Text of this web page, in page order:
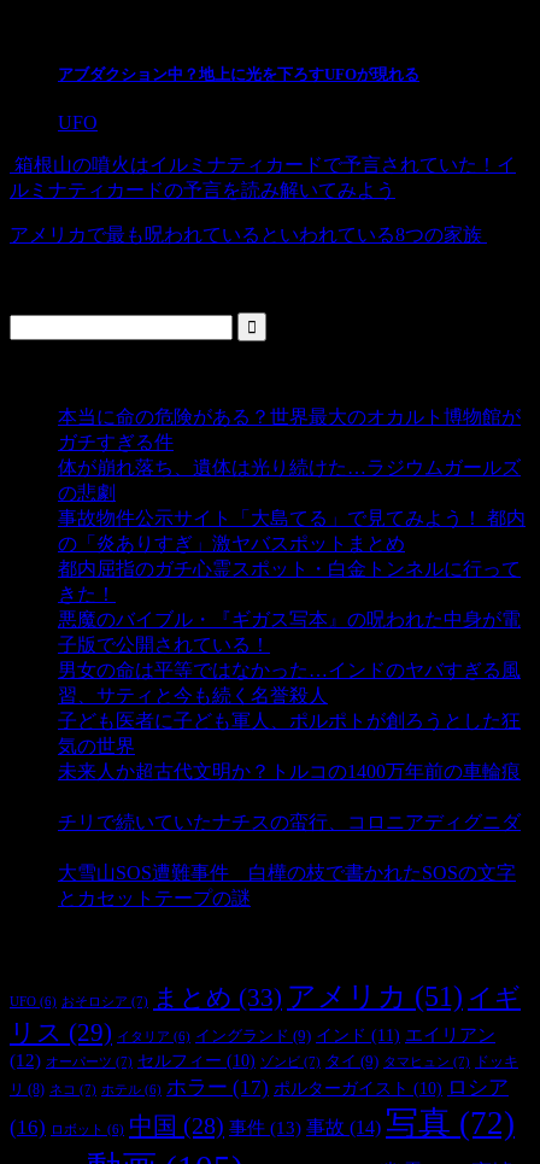
アブダクション中？地上に光を下ろすUFOが現れる
UFO
箱根山の噴火はイルミナティカードで予言されていた！イ
ルミナティカードの予言を読み解いてみよう
アメリカで最も呪われているといわれている8つの家族
本当に命の危険がある？世界最大のオカルト博物館が
ガチすぎる件
体が崩れ落ち、遺体は光り続けた…ラジウムガールズ
の悲劇
事故物件公示サイト「大島てる」で見てみよう！ 都内
の「炎ありすぎ」激ヤバスポットまとめ
都内屈指のガチ心霊スポット・白金トンネルに行って
きた！
悪魔のバイブル・『ギガス写本』の呪われた中身が電
子版で公開されている！
男女の命は平等ではなかった…インドのヤバすぎる風
習、サティと今も続く名誉殺人
子ども医者に子ども軍人、ポルポトが創ろうとした狂
気の世界
未来人か超古代文明か？トルコの1400万年前の車輪痕
チリで続いていたナチスの蛮行、コロニアディグニダ
大雪山SOS遭難事件 白樺の枝で書かれたSOSの文字
とカセットテープの謎
UFO (6) おそロシア (7) まとめ (33) アメリカ (51) イギ
リス (29) イタリア (6) イングランド (9) インド (11) エイリアン
(12) オーパーツ (7) セルフィー (10) ゾンビ (7) タイ (9) タマヒュン (7)
ドッキ
リ (8) ネコ (7) ホテル (6) ホラー (17) ポルターガイスト (10) ロシア
(16)
ロボット (6) 中国 (28) 事件 (13) 事故 (14) 写真 (72)